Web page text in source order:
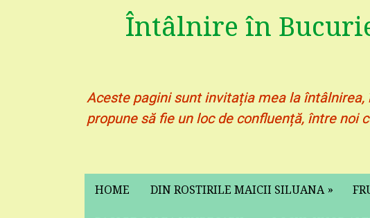
Întâlnire în
Aceste pagini sunt invitația mea la
propune să fie un loc de confluență, între noi
HOME DIN ROSTIRILE MAICII SILUANA »